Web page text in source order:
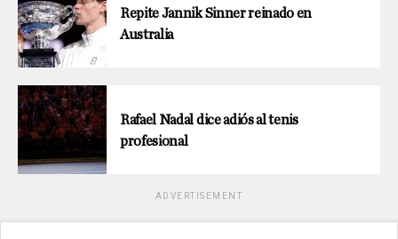
Repite Jannik Sinner reinado en
Australia
Rafael Nadal dice adiós al tenis
profesional
ADVERTISEMENT